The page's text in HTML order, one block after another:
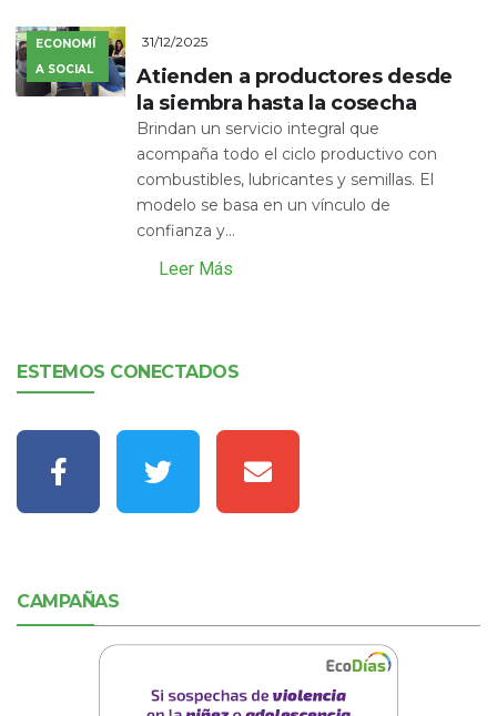
ECONOMÍ
A SOCIAL
31/12/2025
Atienden a productores desde
la siembra hasta la cosecha
Brindan un servicio integral que
acompaña todo el ciclo productivo con
combustibles, lubricantes y semillas. El
modelo se basa en un vínculo de
confianza y...
Leer Más
ESTEMOS CONECTADOS
CAMPAÑAS